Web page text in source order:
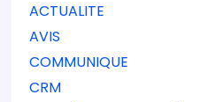
ACTUALITE
AVIS
COMMUNIQUE
CRM